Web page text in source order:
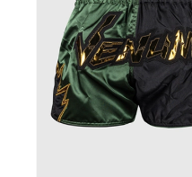
Брендовые шорты
разработке
концентрацию во
Продажа шорт